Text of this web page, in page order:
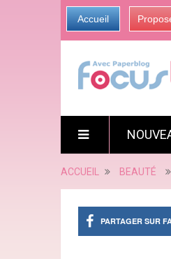
Accueil
ACCUEIL BEAUTÉ
PARTAGER SUR